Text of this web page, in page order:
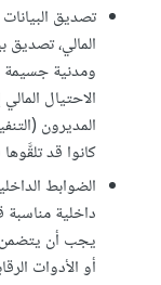
تصديق
المالي، تصديق
ومدنية جسيمة
الاحتيال
المديرون
كانوا قد
الضوابط
داخلية مناسبة
يجب أن يتضمن
أو الأدوات